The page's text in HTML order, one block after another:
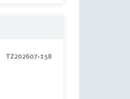
TZ202607-158